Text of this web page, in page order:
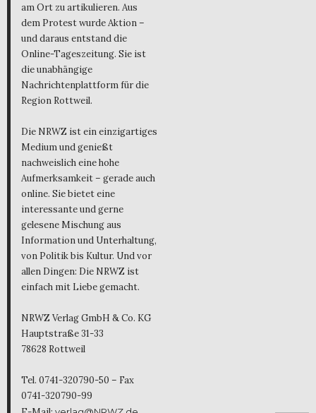
am Ort zu artikulieren. Aus
dem Protest wurde Aktion –
und daraus entstand die
Online-Tageszeitung. Sie ist
die unabhängige
Nachrichtenplattform für die
Region Rottweil.
Die NRWZ ist ein einzigartiges
Medium und genießt
nachweislich eine hohe
Aufmerksamkeit – gerade auch
online. Sie bietet eine
interessante und gerne
gelesene Mischung aus
Information und Unterhaltung,
von Politik bis Kultur. Und vor
allen Dingen: Die NRWZ ist
einfach mit Liebe gemacht.
NRWZ Verlag GmbH & Co. KG
Hauptstraße 31-33
78628 Rottweil
Tel. 0741-320790-50 – Fax
0741-320790-99